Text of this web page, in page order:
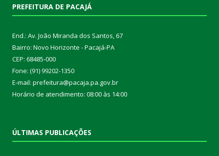
PREFEITURA DE PACAJÁ
End.: Av. João Miranda dos Santos, 67
Bairro: Novo Horizonte - Pacajá-PA
CEP: 68485-000
Fone: (91) 99202-1350
E-mail: prefeitura@pacaja.pa.gov.br
Horário de atendimento: 08:00 às 14:00
ÚLTIMAS PUBLICAÇÕES